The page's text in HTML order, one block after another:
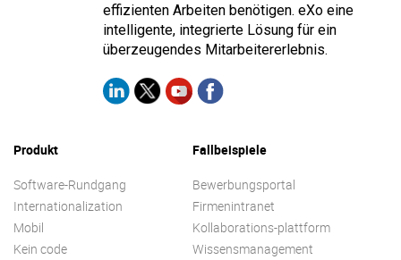
effizienten Arbeiten benötigen. eXo eine
intelligente, integrierte Lösung für ein
überzeugendes Mitarbeitererlebnis.
Produkt
Software-Rundgang
Internationalization
Mobil
Kein code
Fallbeispiele
Bewerbungsportal
Firmenintranet
Kollaborations-plattform
Wissensmanagement